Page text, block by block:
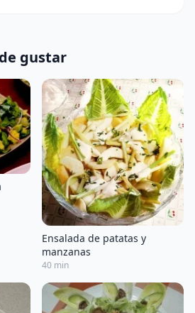
gustar
Ensalada de patatas y
manzanas
40 min